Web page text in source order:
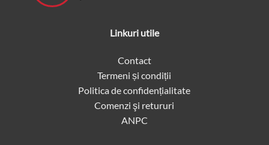
Linkuri utile
Contact
Termeni și condiții
Politica de confidențialitate
Comenzi şi retururi
ANPC